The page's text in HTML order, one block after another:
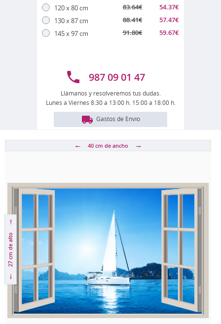
120 x 80 cm
130 x 87 cm
145 x 97 cm
83.64€
88.41€
91.80€
54.37€
57.47€
59.67€
987 09 01 47
Llámanos y resolveremos tus dudas.
Lunes a Viernes 8:30 a 13:00 h. 15:00 a 18:00 h.
Gastos de Envío
40 cm de ancho
27 cm
de alto